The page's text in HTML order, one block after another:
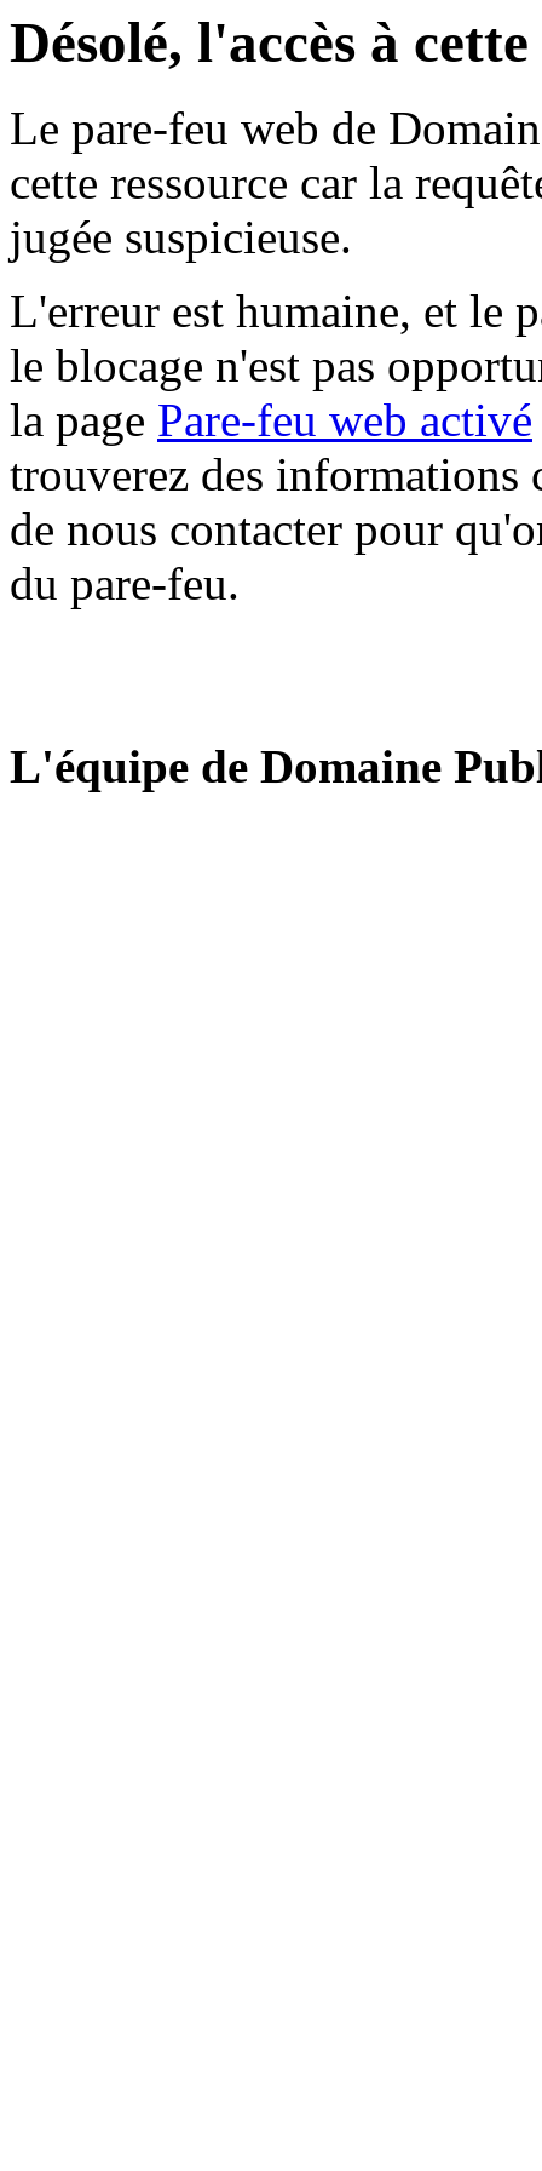
Désolé, l'accès à
Le pare-feu web de
cette ressource car la
jugée suspicieuse.
L'erreur est humaine, et le
le blocage n'est pas
la page Pare-feu web activé
trouverez des informations
de nous contacter pour
du pare-feu.
L'équipe de Domaine